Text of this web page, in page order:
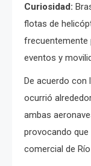
Curiosidad:
flotas de
frecuentemente
eventos y
De acuerdo con
ocurrió
ambas
provocando
comercial de